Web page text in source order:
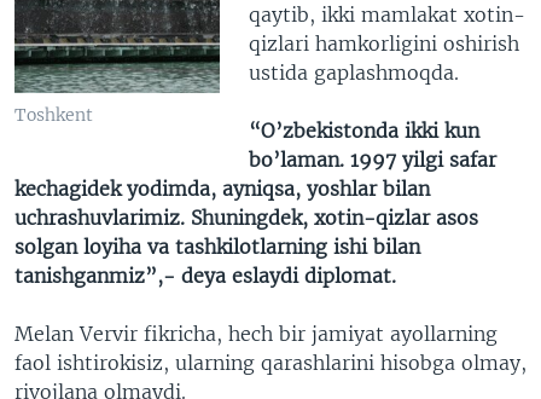
Toshkent
qaytib, ikki mamlakat xotin-
qizlari hamkorligini oshirish
ustida gaplashmoqda.
“O’zbekistonda ikki kun
bo’laman. 1997 yilgi safar
kechagidek yodimda, ayniqsa, yoshlar bilan
uchrashuvlarimiz. Shuningdek, xotin-qizlar asos
solgan loyiha va tashkilotlarning ishi bilan
tanishganmiz”,- deya eslaydi diplomat.
Melan Vervir fikricha, hech bir jamiyat ayollarning
faol ishtirokisiz, ularning qarashlarini hisobga olmay,
rivojlana olmaydi.